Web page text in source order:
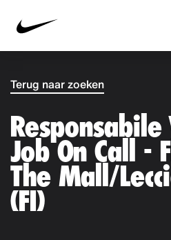
Terug naar zoeken
Job On Call -
The Mall/
(FI)